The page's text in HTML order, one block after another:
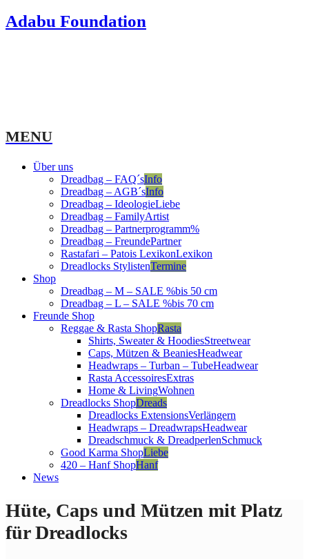
Adabu Foundation
MENU
Über uns
Dreadbag – FAQ´sInfo
Dreadbag – AGB´sInfo
Dreadbag – IdeologieLiebe
Dreadbag – FamilyArtist
Dreadbag – Partnerprogramm%
Dreadbag – FreundePartner
Rastafari – Patois LexikonLexikon
Dreadlocks StylistenTermine
Shop
Dreadbag – M – SALE %bis 50 cm
Dreadbag – L – SALE %bis 70 cm
Freunde Shop
Reggae & Rasta ShopRasta
Shirts, Sweater & HoodiesStreetwear
Caps, Mützen & BeaniesHeadwear
Headwraps – Turban – TubeHeadwear
Rasta AccessoiresExtras
Home & LivingWohnen
Dreadlocks ShopDreads
Dreadlocks ExtensionsVerlängern
Headwraps – DreadwrapsHeadwear
Dreadschmuck & DreadperlenSchmuck
Good Karma ShopLiebe
420 – Hanf ShopHanf
News
Hüte, Caps und Mützen mit Platz
für Dreadlocks